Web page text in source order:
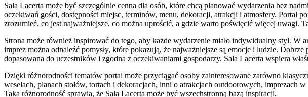
Sala Lacerta może być szczególnie cenna dla osób, które chcą planować wydarzenia bez
oczekiwań gości, dostępności miejsc, terminów, menu, dekoracji, atrakcji i atmosfery. Portal
zrozumieć, co jest najważniejsze, co można uprościć, a gdzie warto poświęcić więcej uwagi.
Strona może również inspirować do tego, aby każde wydarzenie miało indywidualny styl.
imprez można odnaleźć pomysły, które pokazują, że najważniejsze są emocje i ludzie.
dopasowana do uczestników i zgodna z oczekiwaniami gospodarzy. Sala Lacerta wspiera
Dzięki różnorodności tematów portal może przyciągać osoby zainteresowane zarówno
weselach, planach stołów, tortach i dekoracjach, inni o atrakcjach outdoorowych,
Taka różnorodność sprawia, że Sala Lacerta może być wszechstronną bazą inspiracji.